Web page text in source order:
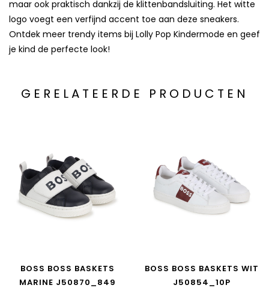
maar ook praktisch dankzij de klittenbandsluiting. Het witte
logo voegt een verfijnd accent toe aan deze sneakers.
Ontdek meer trendy items bij Lolly Pop Kindermode en geef
je kind de perfecte look!
GERELATEERDE PRODUCTEN
BOSS BOSS BASKETS
MARINE J50870_849
BOSS BOSS BASKETS WIT
J50854_10P